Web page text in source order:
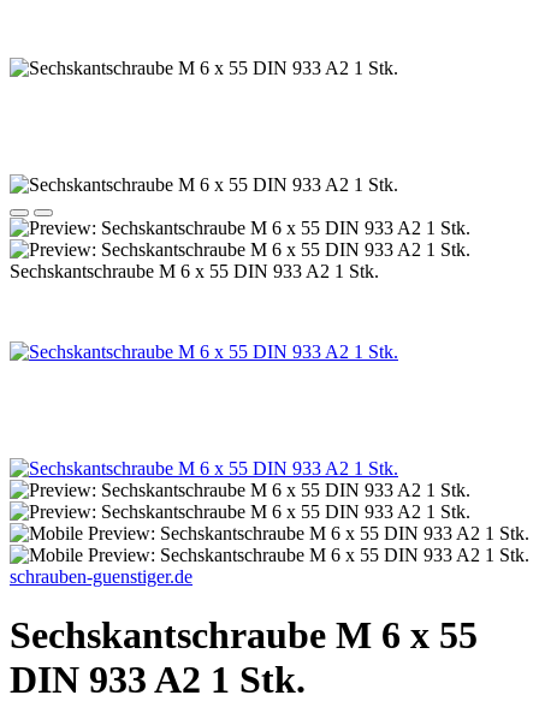
Sechskantschraube M 6 x 55 DIN 933 A2 1 Stk.
schrauben-guenstiger.de
Sechskantschraube M 6 x 55
DIN 933 A2 1 Stk.